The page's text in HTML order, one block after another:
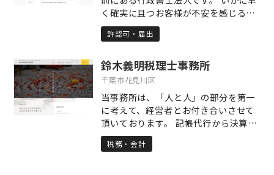
く確実に且つお客様が不安を感じるこ
と無く目的を達成出来るかを日々考え
実行しています。 生活やビジネス上の
な対応を常に心掛けている、行政書士
法人アイサポート総合法務事務所へ是
非お気軽にご相談ください。
許認可・届出
鈴木義明税理士事務所
千葉市花見川区
当事務所は、「人と人」の部分を第一
に考えて、経営者とお付き合いさせて
頂いております。 記帳代行から決算申
告そして税務調査対策はもとより資金
繰りや経営相談を受け、存続し続ける
税務・会計